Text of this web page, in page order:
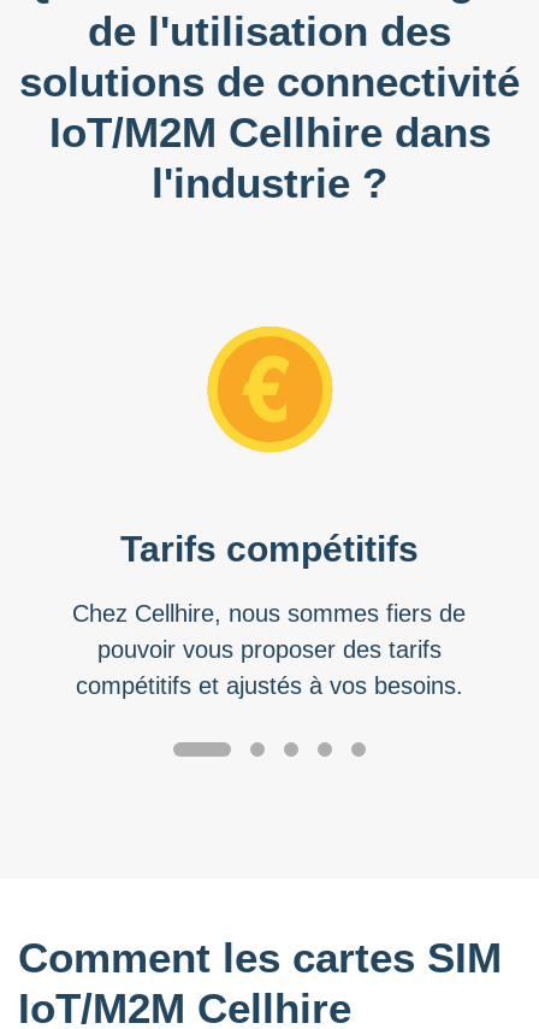
de l'utilisation des
solutions de connectivité
IoT/M2M Cellhire dans
l'industrie ?
Tarifs compétitifs
Chez Cellhire, nous sommes fiers de
pouvoir vous proposer des tarifs
compétitifs et ajustés à vos besoins.
Comment les cartes SIM
IoT/M2M Cellhire